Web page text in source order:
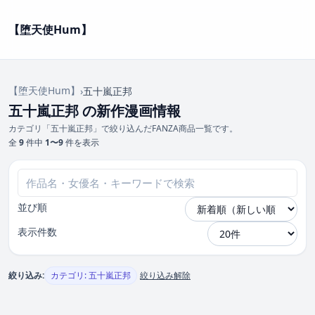
【堕天使Hum】
【堕天使Hum】 ›五十嵐正邦
五十嵐正邦 の新作漫画情報
カテゴリ「五十嵐正邦」で絞り込んだFANZA商品一覧です。
全 9件中 1〜9件を表示
並び順
表示件数
絞り込み: カテゴリ: 五十嵐正邦 絞り込み解除